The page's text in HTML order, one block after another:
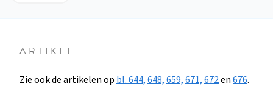
ARTIKEL
Zie ook de artikelen op bl. 644,648,659,671,672en676.